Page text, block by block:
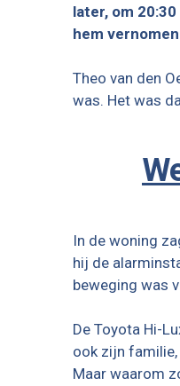
later, om
hem
Theo van den
was. Het was
In de woning
hij de
beweging was
De Toyota Hi-
ook zijn
Maar waarom